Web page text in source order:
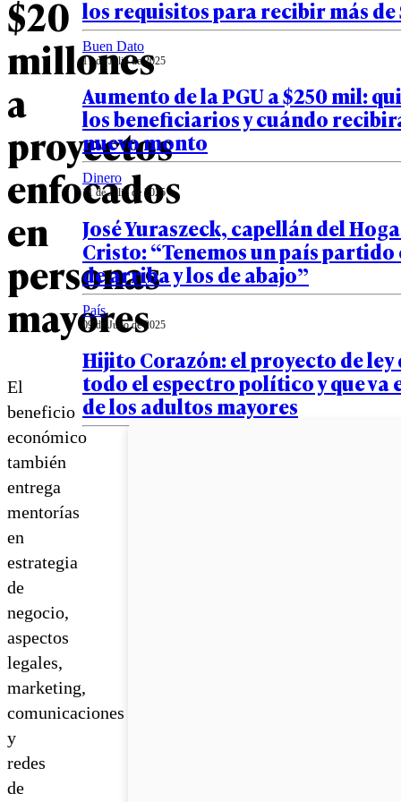
$20
millones
a
proyectos
enfocados
en
personas
mayores
El
beneficio
económico
también
entrega
mentorías
en
estrategia
de
negocio,
aspectos
legales,
marketing,
comunicaciones
y
redes
de
los requisitos para recibir más de
Buen Dato
11 de Julio de 2025
Aumento de la PGU a $250 mil:
los beneficiarios y cuándo
nuevo monto
Dinero
11 de Julio de 2025
José Yuraszeck, capellán del
Cristo: “Tenemos un país
de arriba y los de abajo”
País
09 de Julio de 2025
Hijito Corazón: el proyecto de ley
todo el espectro político y que va
de los adultos mayores